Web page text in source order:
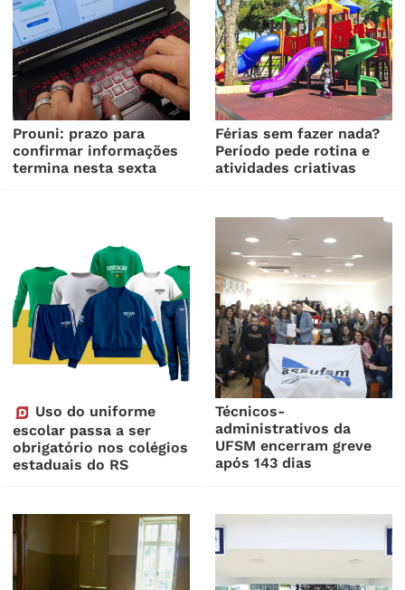
Prouni: prazo para
confirmar informações
termina nesta sexta
Férias sem fazer nada?
Período pede rotina e
atividades criativas
Uso do uniforme
escolar passa a ser
obrigatório nos colégios
estaduais do RS
Técnicos-
administrativos da
UFSM encerram greve
após 143 dias